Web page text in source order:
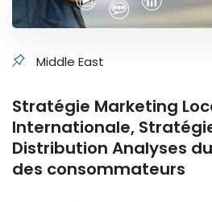
Middle East
Stratégie Marketing
Internationale,
Distribution Analyses
des consommateurs